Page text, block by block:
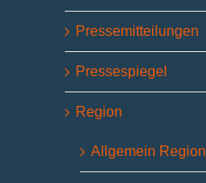
Pressemitteilungen
Pressespiegel
Region
Allgemein Region